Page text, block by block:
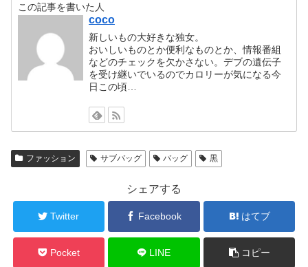
この記事を書いた人
coco
新しいもの大好きな独女。
おいしいものとか便利なものとか、情報番組
などのチェックを欠かさない。デブの遺伝子
を受け継いでいるのでカロリーが気になる今
日この頃…
ファッション サブバッグ バッグ 黒
シェアする
Twitter Facebook はてブ
Pocket LINE コピー